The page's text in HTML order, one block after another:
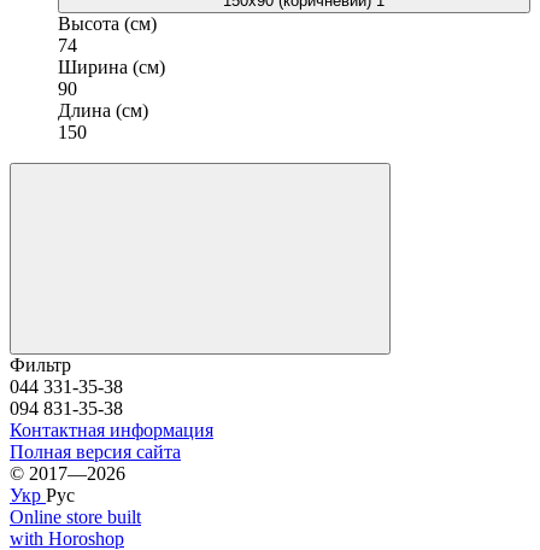
Высота (см)
74
Ширина (см)
90
Длина (см)
150
Фильтр
044 331-35-38
094 831-35-38
Контактная информация
Полная версия сайта
© 2017—2026
Укр Рус
Online store built
with Horoshop